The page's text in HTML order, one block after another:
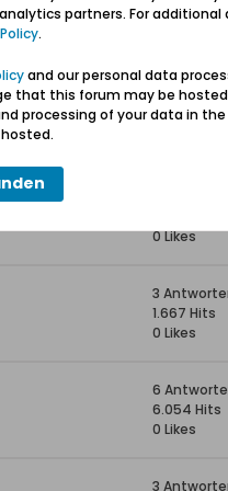
4
1.796 Hits
2
1.580 Hits
0 Likes
3
1.667 Hits
0 Likes
6
6.054 Hits
0 Likes
3
partners. For additional
.
and our personal data
that this forum may be
processing of your data in